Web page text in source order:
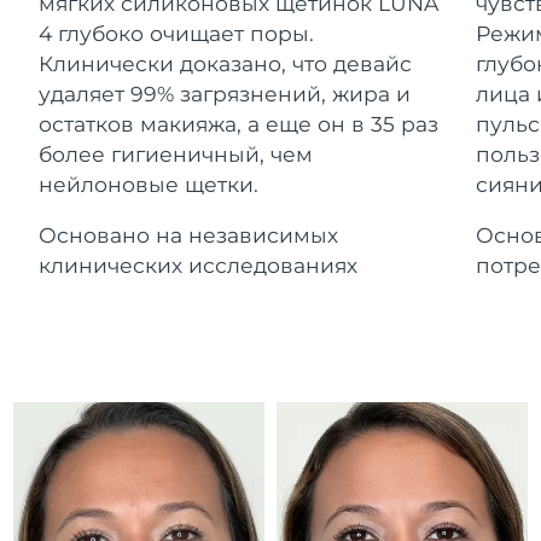
4 глубоко очищает поры.
Клинически доказано, что девайс
удаляет 99% загрязнений, жира и
остатков макияжа, а еще он в 35 раз
более гигиеничный, чем
нейлоновые щетки.
Основано на независимых
клинических исследованиях
лица
For healthy hair
Косметика Для мужчин
Купить
Гибралтар
Ожидаемая дата доставки
12/08/2026
Греция
Ожидаемая дата доставки
Гонконг (САР)
Ожидаемая дата доставки
09/08/2026
Венгрия
Ожидаемая дата доставки
06/08/2026
Ирландия
Ожидаемая дата доставки
08/08/2026
о-в Мэн
Ожидаемая дата доставки